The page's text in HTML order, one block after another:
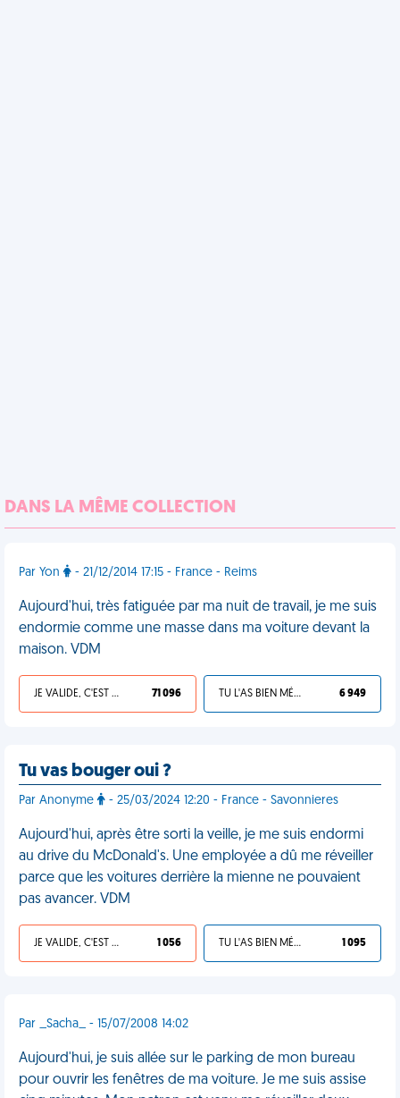
DANS LA MÊME COLLECTION
Par Yon - 21/12/2014 17:15 - France - Reims
Aujourd'hui, très fatiguée par ma nuit de travail, je me suis
endormie comme une masse dans ma voiture devant la
maison. VDM
JE VALIDE, C'EST UNE VDM 71 096 TU L'AS BIEN MÉRITÉ 6 949
Tu vas bouger oui ?
Par Anonyme - 25/03/2024 12:20 - France - Savonnieres
Aujourd'hui, après être sorti la veille, je me suis endormi
au drive du McDonald's. Une employée a dû me réveiller
parce que les voitures derrière la mienne ne pouvaient
pas avancer. VDM
JE VALIDE, C'EST UNE VDM 1 056 TU L'AS BIEN MÉRITÉ 1 095
Par _Sacha_ - 15/07/2008 14:02
Aujourd'hui, je suis allée sur le parking de mon bureau
pour ouvrir les fenêtres de ma voiture. Je me suis assise